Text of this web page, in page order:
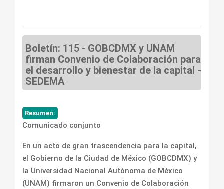
Boletín: 115 - GOBCDMX y UNAM
firman Convenio de Colaboración para
el desarrollo y bienestar de la capital -
SEDEMA
Resumen:
Comunicado conjunto
En un acto de gran trascendencia para la capital,
el Gobierno de la Ciudad de México (GOBCDMX) y
la Universidad Nacional Autónoma de México
(UNAM) firmaron un Convenio de Colaboración